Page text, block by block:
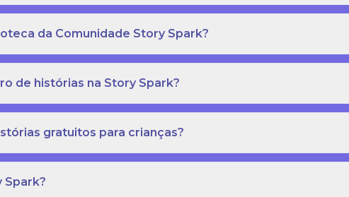
da Comunidade Story Spark?
de histórias na Story Spark?
gratuitos para crianças?
Spark?